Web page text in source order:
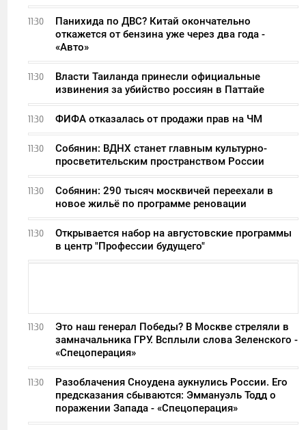
11:30
Панихида по ДВС? Китай окончательно
откажется от бензина уже через два года -
«Авто»
11:30
Власти Таиланда принесли официальные
извинения за убийство россиян в Паттайе
11:30 ФИФА отказалась от продажи прав на ЧМ
11:30
Собянин: ВДНХ станет главным культурно-
просветительским пространством России
11:30
Собянин: 290 тысяч москвичей переехали в
новое жильё по программе реновации
11:30
Открывается набор на августовские программы
в центр "Профессии будущего"
11:30
Это наш генерал Победы? В Москве стреляли в
замначальника ГРУ. Всплыли слова Зеленского -
«Спецоперация»
11:30
Разоблачения Сноудена аукнулись России. Его
предсказания сбываются: Эммануэль Тодд о
поражении Запада - «Спецоперация»